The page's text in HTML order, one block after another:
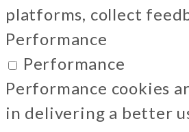
platforms, collect
Performance
Performance
Performance cookies
in delivering a better